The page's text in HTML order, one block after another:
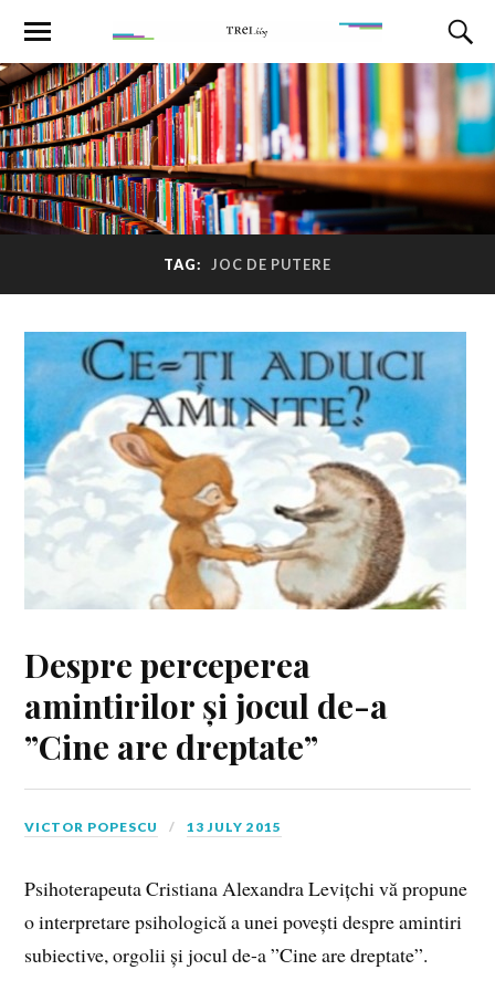
TAG: JOC DE PUTERE
Despre perceperea
amintirilor și jocul de-a
”Cine are dreptate”
VICTOR POPESCU 13 JULY 2015
Psihoterapeuta Cristiana Alexandra Levițchi vă propune
o interpretare psihologică a unei povești despre amintiri
subiective, orgolii și jocul de-a ”Cine are dreptate”.